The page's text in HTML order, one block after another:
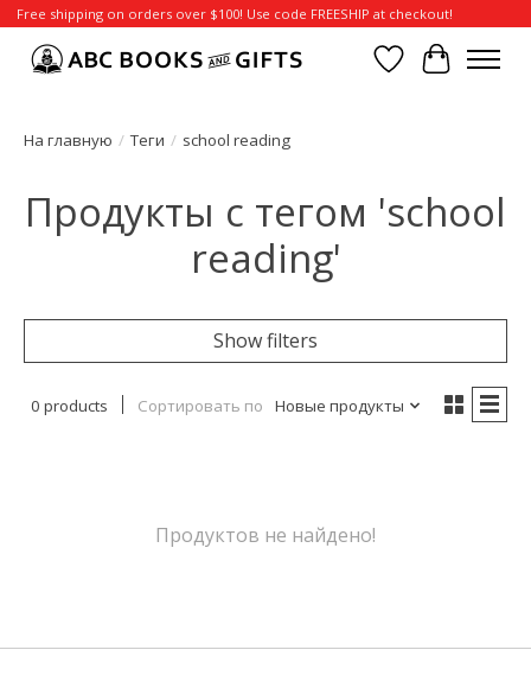
Free shipping on orders over $100! Use code FREESHIP at checkout!
Отложенные
Корзина
На главную / Теги / school reading
Продукты с тегом 'school
reading'
Show filters
0 products Сортировать по Новые продукты
Продуктов не найдено!